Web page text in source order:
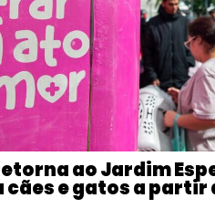
ao Jardim
e gatos a partir